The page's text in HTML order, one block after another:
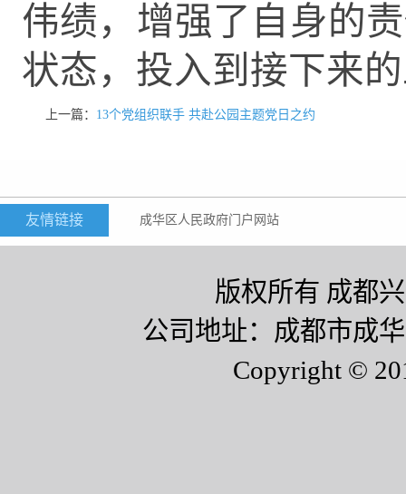
伟绩，增强了自身的
状态，投入到接下来
上一篇： 13个党组织联手 共赴公园主题党日之约
友情链接 成华区人民政府门户网站
版权所有 成都
公司地址：成都市成
Copyright ©